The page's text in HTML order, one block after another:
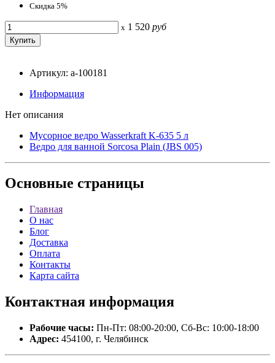
Скидка 5%
x 1 520 руб
Артикул: a-100181
Информация
Нет описания
Мусорное ведро Wasserkraft K-635 5 л
Ведро для ванной Sorcosa Plain (JBS 005)
Основные страницы
Главная
О нас
Блог
Доставка
Оплата
Контакты
Карта сайта
Контактная информация
Рабочие часы: Пн-Пт: 08:00-20:00, Сб-Вс: 10:00-18:00
Адрес: 454100, г. Челябинск